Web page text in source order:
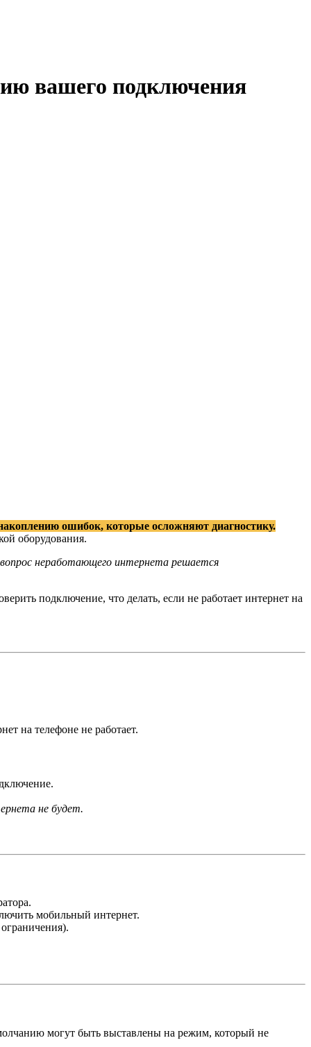
вашего подключения
ошибок, которые осложняют диагностику.
оборудования.
неработающего интернета решается
подключение, что делать, если не работает интернет на
на телефоне не работает.
не будет.
мобильный интернет.
могут быть выставлены на режим, который не